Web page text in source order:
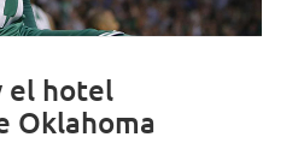
el hotel
Oklahoma